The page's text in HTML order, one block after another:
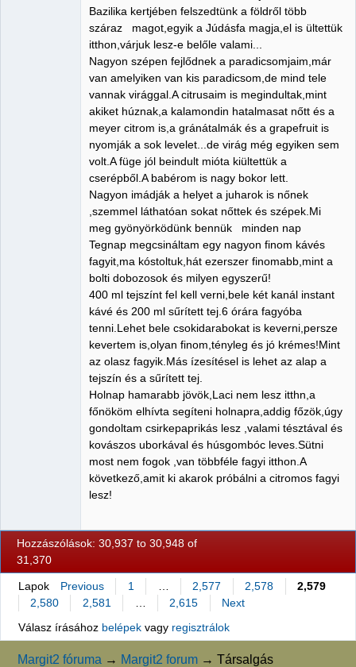
Bazilika kertjében felszedtünk a földről több
száraz magot,egyik a Júdásfa magja,el is ültettük
itthon,várjuk lesz-e belőle valami...
Nagyon szépen fejlődnek a paradicsomjaim,már
van amelyiken van kis paradicsom,de mind tele
vannak virággal.A citrusaim is megindultak,mint
akiket húznak,a kalamondin hatalmasat nőtt és a
meyer citrom is,a gránátalmák és a grapefruit is
nyomják a sok levelet...de virág még egyiken sem
volt.A füge jól beindult mióta kiültettük a
cserépből.A babérom is nagy bokor lett.
Nagyon imádják a helyet a juharok is nőnek
,szemmel láthatóan sokat nőttek és szépek.Mi
meg gyönyörködünk bennük minden nap
Tegnap megcsináltam egy nagyon finom kávés
fagyit,ma kóstoltuk,hát ezerszer finomabb,mint a
bolti dobozosok és milyen egyszerű!
400 ml tejszínt fel kell verni,bele két kanál instant
kávé és 200 ml sűrített tej.6 órára fagyóba
tenni.Lehet bele csokidarabokat is keverni,persze
kevertem is,olyan finom,tényleg és jó krémes!Mint
az olasz fagyik.Más ízesítésel is lehet az alap a
tejszín és a sűrített tej.
Holnap hamarabb jövök,Laci nem lesz itthn,a
főnököm elhívta segíteni holnapra,addig főzök,úgy
gondoltam csirkepaprikás lesz ,valami tésztával és
kovászos uborkával és húsgombóc leves.Sütni
most nem fogok ,van többféle fagyi itthon.A
következő,amit ki akarok próbálni a citromos fagyi
lesz!
Hozzászólások: 30,937 to 30,948 of
31,370
Lapok Previous 1 2,577 2,578
2,579
2,580
2,581 2,615
Next
Válasz írásához belépekvagy regisztrálok
Margit2 fóruma → Margit2 forum →Társalgás